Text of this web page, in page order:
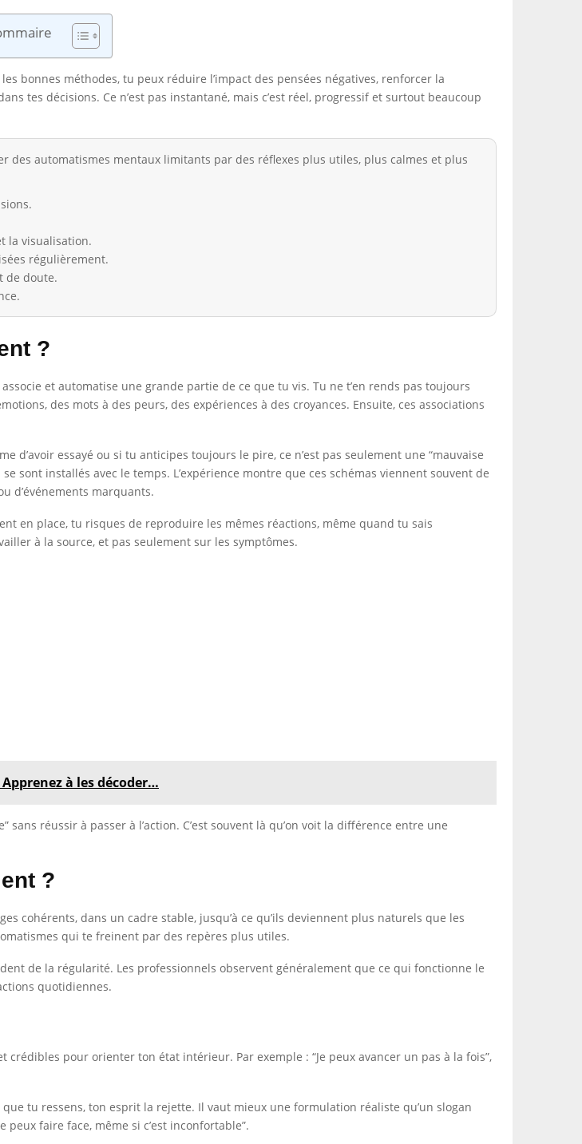
bonnes méthodes, tu peux réduire l’impact des pensées négatives, renforcer la
tes décisions. Ce n’est pas instantané, mais c’est réel, progressif et surtout beaucoup
des automatismes mentaux limitants par des réflexes plus utiles, plus calmes et plus
la visualisation.
régulièrement.
de doute.
?
et automatise une grande partie de ce que tu vis. Tu ne t’en rends pas toujours
des mots à des peurs, des expériences à des croyances. Ensuite, ces associations
d’avoir essayé ou si tu anticipes toujours le pire, ce n’est pas seulement une “mauvaise
sont installés avec le temps. L’expérience montre que ces schémas viennent souvent de
d’événements marquants.
en place, tu risques de reproduire les mêmes réactions, même quand tu sais
à la source, et pas seulement sur les symptômes.
à les décoder…
réussir à passer à l’action. C’est souvent là qu’on voit la différence entre une
?
cohérents, dans un cadre stable, jusqu’à ce qu’ils deviennent plus naturels que les
qui te freinent par des repères plus utiles.
de la régularité. Les professionnels observent généralement que ce qui fonctionne le
quotidiennes.
pour orienter ton état intérieur. Par exemple : “Je peux avancer un pas à la fois”,
tu ressens, ton esprit la rejette. Il vaut mieux une formulation réaliste qu’un slogan
faire face, même si c’est inconfortable”.